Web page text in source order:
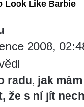
2008,
radu, jak
že s ní jít